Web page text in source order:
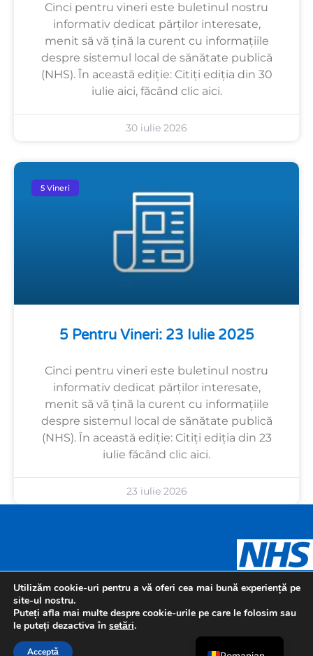
Cinci pentru vineri este buletinul nostru
informativ dedicat părților interesate,
menit să vă țină la curent cu informațiile
despre sistemul local de sănătate publică
(NHS). În această ediție: Citiți ediția din 30
iulie aici, făcând clic aici.
30 iulie 2026
5 Vineri
5 Pentru Vineri: 23 Iulie 2025
Cinci pentru vineri este buletinul nostru
informativ dedicat părților interesate,
menit să vă țină la curent cu informațiile
despre sistemul local de sănătate publică
(NHS). În această ediție: Citiți ediția din 23
iulie făcând clic aici.
23 iulie 2026
Utilizăm cookie-uri pentru a vă oferi cea mai bună experiență pe
site-ul nostru.
Puteți afla mai multe despre cookie-urile pe care le folosim sau
le puteți dezactiva în setări.
Acceptă
Polish
Arabic
Gujarati
Panjabi